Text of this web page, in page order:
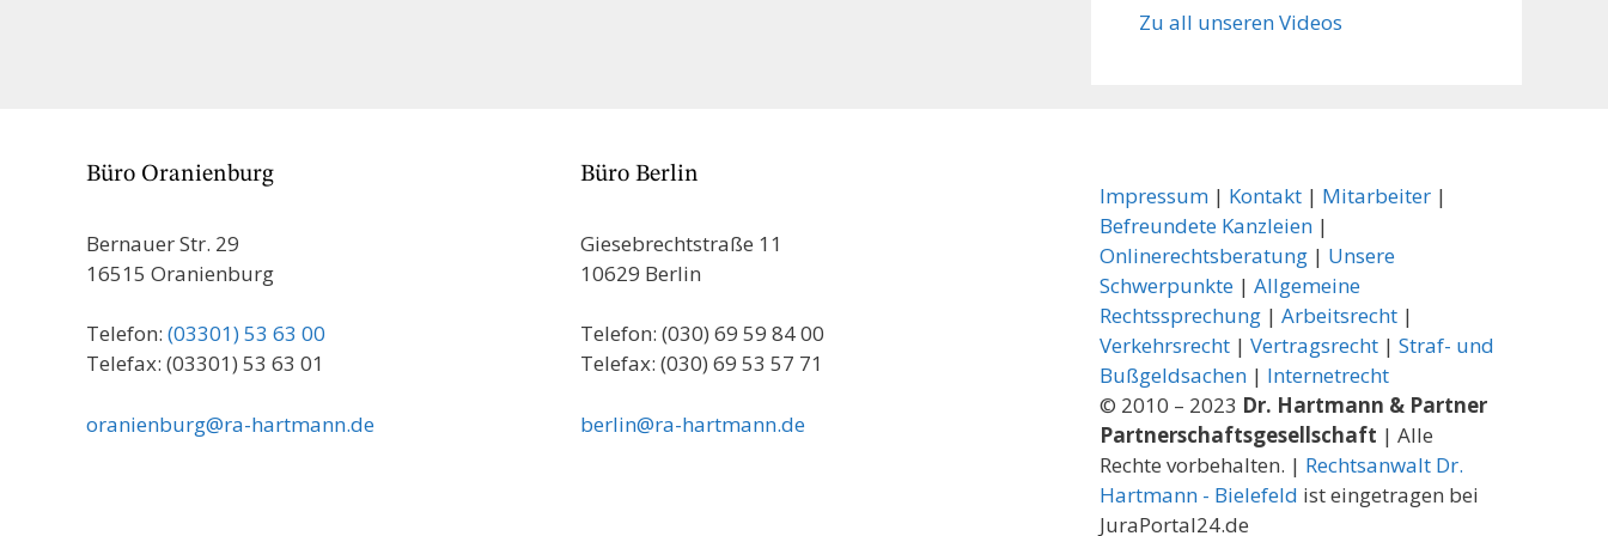
Zu all unseren Videos
Büro Oranienburg
Bernauer Str. 29
16515 Oranienburg
Telefon: (03301) 53 63 00
Telefax: (03301) 53 63 01
oranienburg@ra-hartmann.de
Büro Berlin
Giesebrechtstraße 11
10629 Berlin
Telefon: (030) 69 59 84 00
Telefax: (030) 69 53 57 71
berlin@ra-hartmann.de
Impressum| Kontakt| Mitarbeiter|
Befreundete Kanzleien|
Onlinerechtsberatung| Unsere
Schwerpunkte| Allgemeine
Rechtssprechung| Arbeitsrecht|
Verkehrsrecht| Vertragsrecht| Straf- und
Bußgeldsachen| Internetrecht
© 2010 – 2023 Dr. Hartmann & Partner
Partnerschaftsgesellschaft | Alle
Rechte vorbehalten. | Rechtsanwalt Dr.
Hartmann - Bielefeld ist eingetragen bei
JuraPortal24.de